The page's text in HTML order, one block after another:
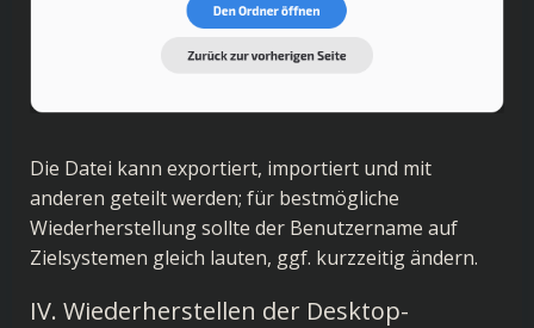
Die Datei kann exportiert, importiert und mit
anderen geteilt werden; für bestmögliche
Wiederherstellung sollte der Benutzername auf
Zielsystemen gleich lauten, ggf. kurzzeitig ändern.
IV. Wiederherstellen der Desktop-